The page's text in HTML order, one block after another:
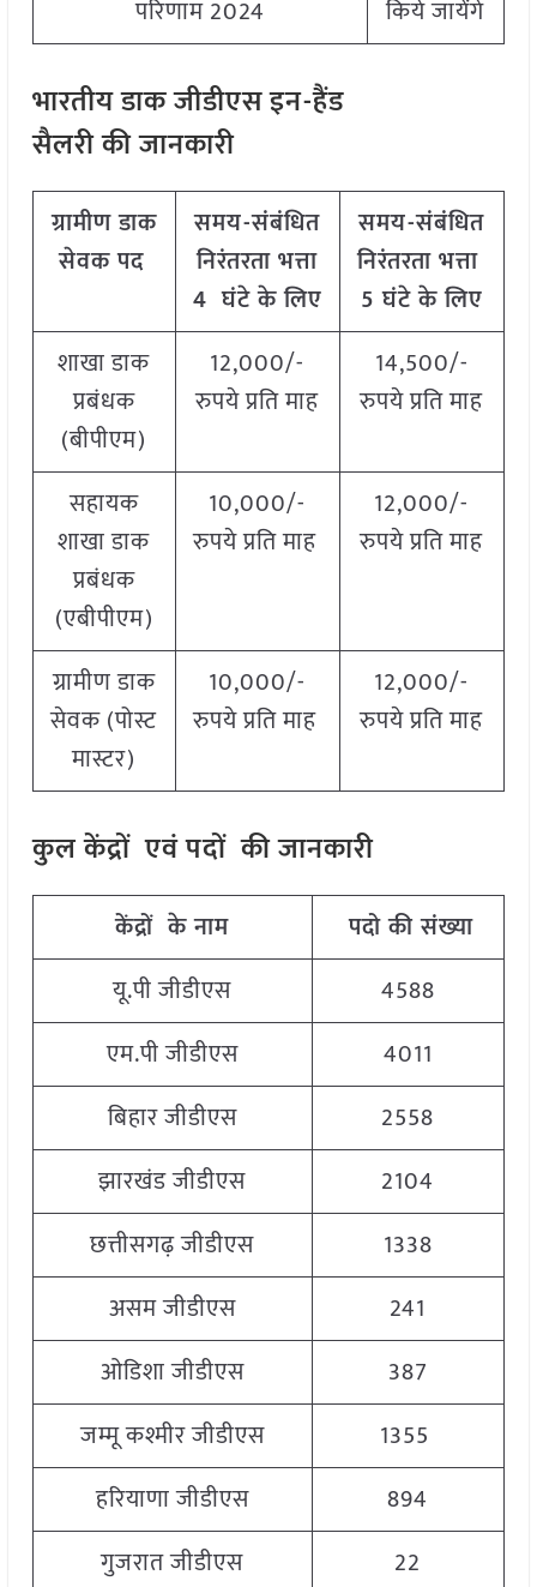
परिणाम 2024 किये जायेंगे
भारतीय डाक जीडीएस इन-हैंड
सैलरी की जानकारी
ग्रामीण डाक
सेवक पद
समय-संबंधित
निरंतरता भत्ता
4 घंटे के लिए
समय-संबंधित
निरंतरता भत्ता
5 घंटे के लिए
शाखा डाक
प्रबंधक
(बीपीएम)
12,000/-
रुपये प्रति माह
14,500/-
रुपये प्रति माह
सहायक
शाखा डाक
प्रबंधक
(एबीपीएम)
10,000/-
रुपये प्रति माह
12,000/-
रुपये प्रति माह
ग्रामीण डाक
सेवक (पोस्ट
मास्टर)
10,000/-
रुपये प्रति माह
12,000/-
रुपये प्रति माह
कुल केंद्रों एवं पदों की जानकारी
केंद्रों के नाम
पदो की संख्या
यू.पी जीडीएस
4588
एम.पी जीडीएस
4011
बिहार जीडीएस
2558
झारखंड जीडीएस
2104
छत्तीसगढ़ जीडीएस
1338
असम जीडीएस
241
ओडिशा जीडीएस
387
जम्मू कश्मीर जीडीएस
1355
हरियाणा जीडीएस
894
गुजरात जीडीएस
22